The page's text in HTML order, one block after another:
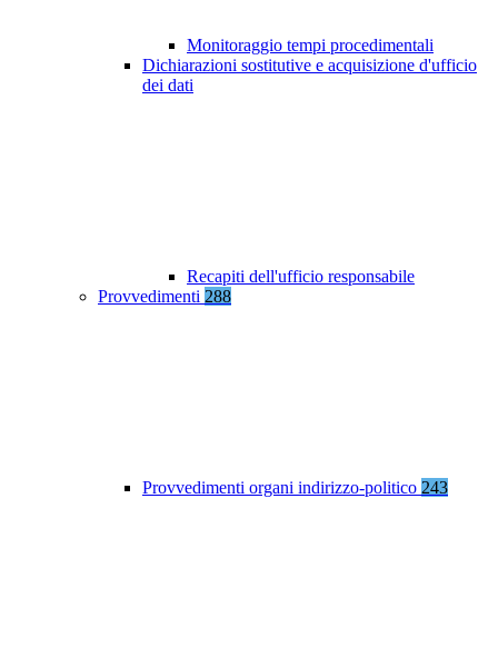
Monitoraggio tempi procedimentali
Dichiarazioni sostitutive e acquisizione d'ufficio
dei dati
Recapiti dell'ufficio responsabile
Provvedimenti 288
Provvedimenti organi indirizzo-politico 243